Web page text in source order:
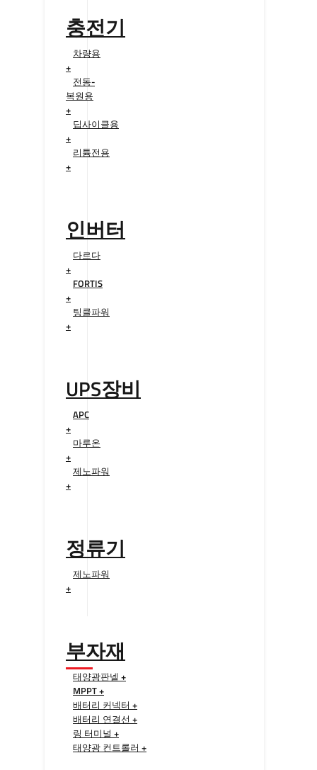
충전기
차량용
+
전동-
복원용
+
딥사이클용
+
리튬전용
+
인버터
다르다
+
FORTIS
+
팅클파워
+
UPS장비
APC
+
마루온
+
제노파워
+
정류기
제노파워
+
부자재
태양광판넬 +
MPPT +
배터리 커넥터 +
배터리 연결선 +
링 터미널 +
태양광 컨트롤러 +